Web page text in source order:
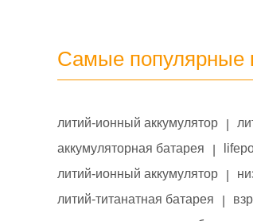
Самые популярные
литий-ионный аккумулятор
аккумуляторная батарея
литий-ионный аккумулятор
литий-титанатная батарея